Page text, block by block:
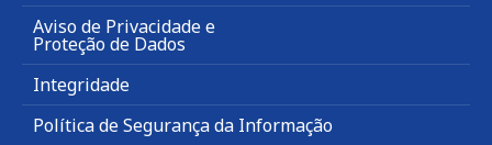
Aviso de Privacidade e
Proteção de Dados
Integridade
Política de Segurança da Informação